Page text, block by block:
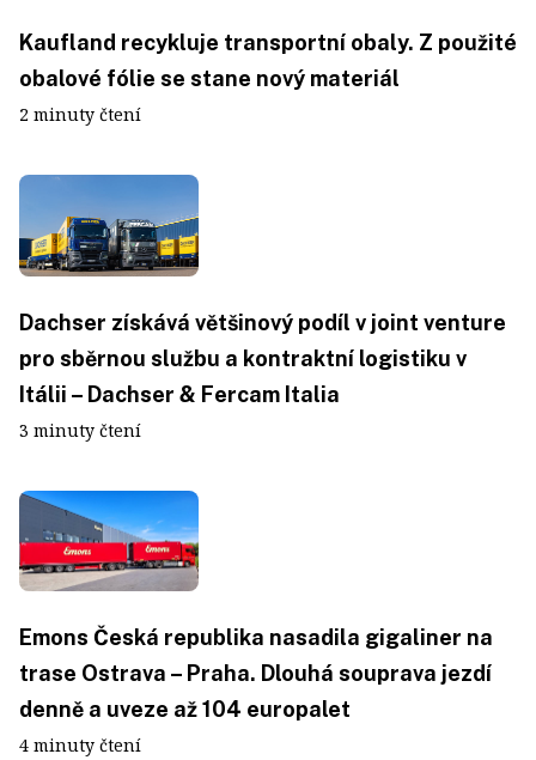
Kaufland recykluje transportní obaly. Z použité
obalové fólie se stane nový materiál
2 minuty čtení
Dachser získává většinový podíl v joint venture
pro sběrnou službu a kontraktní logistiku v
Itálii – Dachser & Fercam Italia
3 minuty čtení
Emons Česká republika nasadila gigaliner na
trase Ostrava – Praha. Dlouhá souprava jezdí
denně a uveze až 104 europalet
4 minuty čtení